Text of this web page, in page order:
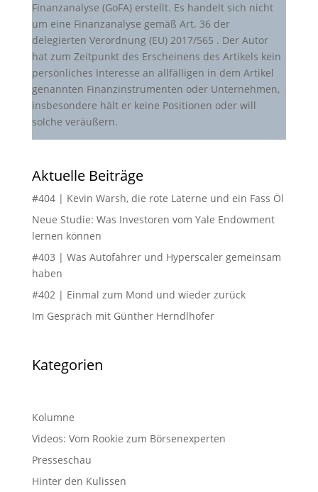
Finanzanalyse (GoFA) erstellt. Es handelt sich nicht
um eine Finanzanalyse gemäß Art. 36 der
delegierten Verordnung (EU) 2017/565 . Der Autor
hat zum Zeitpunkt des Erscheinens des Artikels kein
persönliches Interesse an allfälligen in dem Artikel
genannten Finanzinstrumenten oder Unternehmen,
insbesondere hält er keine Positionen oder will
solche veräußern.
Aktuelle Beiträge
#404 | Kevin Warsh, die rote Laterne und ein Fass Öl
Neue Studie: Was Investoren vom Yale Endowment
lernen können
#403 | Was Autofahrer und Hyperscaler gemeinsam
haben
#402 | Einmal zum Mond und wieder zurück
Im Gespräch mit Günther Herndlhofer
Kategorien
Kolumne
Videos: Vom Rookie zum Börsenexperten
Presseschau
Hinter den Kulissen